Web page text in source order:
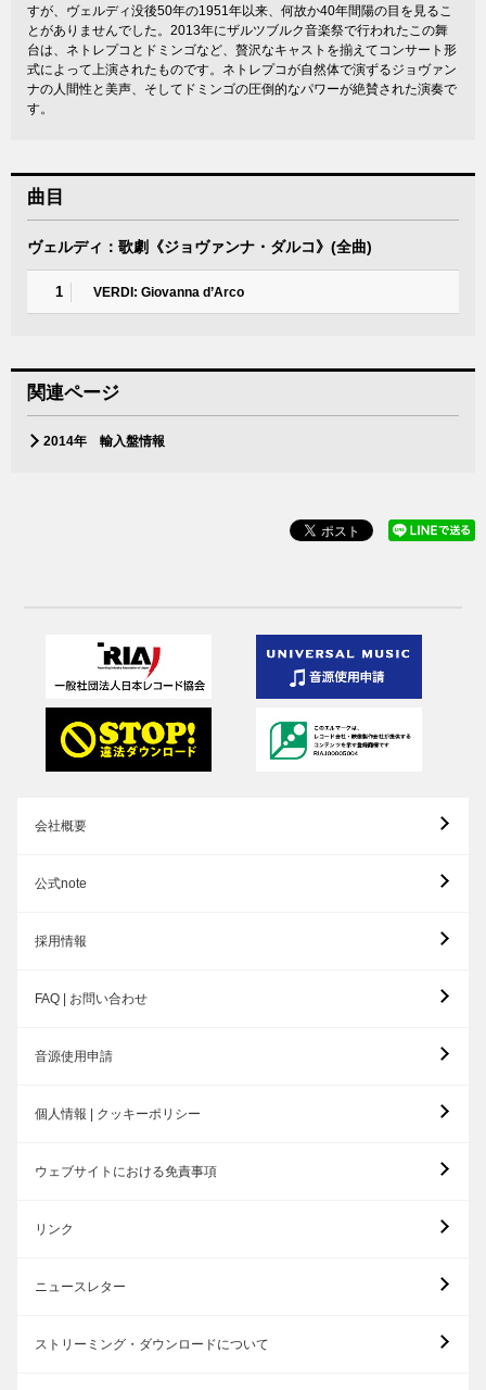
すが、ヴェルディ没後50年の1951年以来、何故か40年間陽の目を見るこ
とがありませんでした。2013年にザルツブルク音楽祭で行われたこの舞
台は、ネトレプコとドミンゴなど、贅沢なキャストを揃えてコンサート形
式によって上演されたものです。ネトレプコが自然体で演ずるジョヴァン
ナの人間性と美声、そしてドミンゴの圧倒的なパワーが絶賛された演奏で
す。
曲目
ヴェルディ：歌劇《ジョヴァンナ・ダルコ》(全曲)
1 VERDI: Giovanna d’Arco
関連ページ
2014年 輸入盤情報
会社概要
公式note
採用情報
FAQ | お問い合わせ
音源使用申請
個人情報 | クッキーポリシー
ウェブサイトにおける免責事項
リンク
ニュースレター
ストリーミング・ダウンロードについて